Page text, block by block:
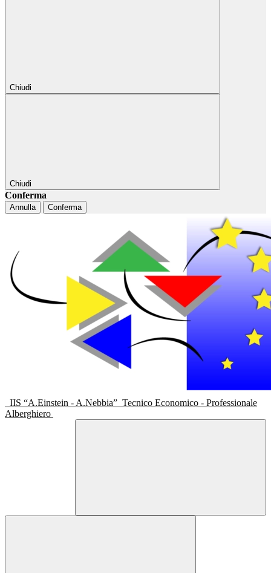
Chiudi
Chiudi
Conferma
Annulla Conferma
IIS “A.Einstein - A.Nebbia” Tecnico Economico - Professionale
Alberghiero